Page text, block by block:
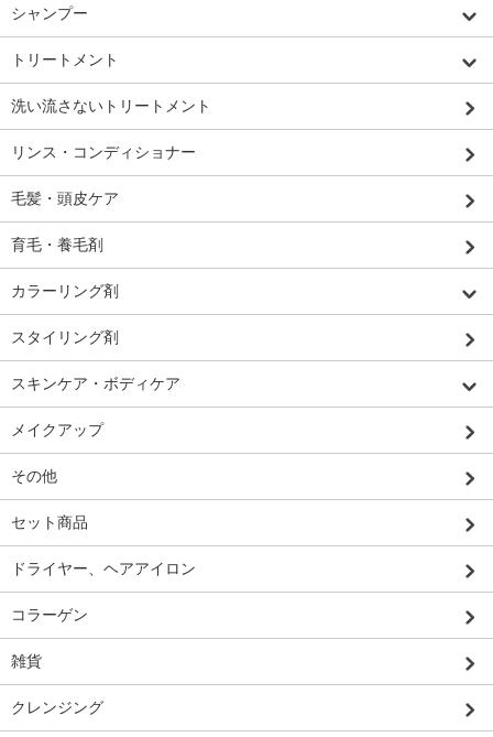
シャンプー
トリートメント
洗い流さないトリートメント
リンス・コンディショナー
毛髪・頭皮ケア
育毛・養毛剤
カラーリング剤
スタイリング剤
スキンケア・ボディケア
メイクアップ
その他
セット商品
ドライヤー、ヘアアイロン
コラーゲン
雑貨
クレンジング